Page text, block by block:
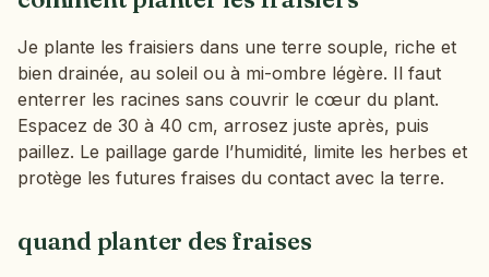
Je plante les fraisiers dans une terre souple, riche et
bien drainée, au soleil ou à mi-ombre légère. Il faut
enterrer les racines sans couvrir le cœur du plant.
Espacez de 30 à 40 cm, arrosez juste après, puis
paillez. Le paillage garde l’humidité, limite les herbes et
protège les futures fraises du contact avec la terre.
quand planter des fraises